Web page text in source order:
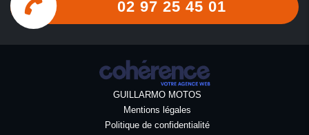
02 97 25 45 01
GUILLARMO MOTOS
Mentions légales
Politique de confidentialité